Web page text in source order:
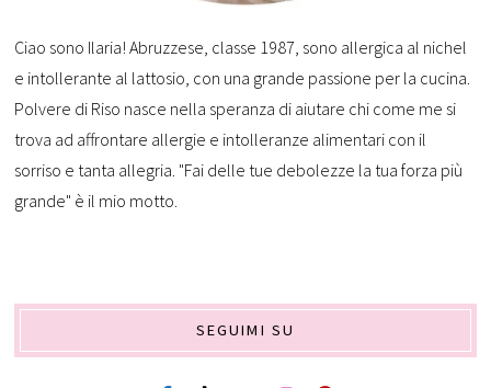
Ciao sono Ilaria! Abruzzese, classe 1987, sono allergica al nichel
e intollerante al lattosio, con una grande passione per la cucina.
Polvere di Riso nasce nella speranza di aiutare chi come me si
trova ad affrontare allergie e intolleranze alimentari con il
sorriso e tanta allegria. "Fai delle tue debolezze la tua forza più
grande" è il mio motto.
SEGUIMI SU